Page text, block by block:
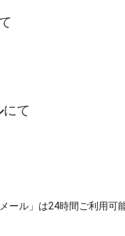
にて
ール」は24時間ご利用可